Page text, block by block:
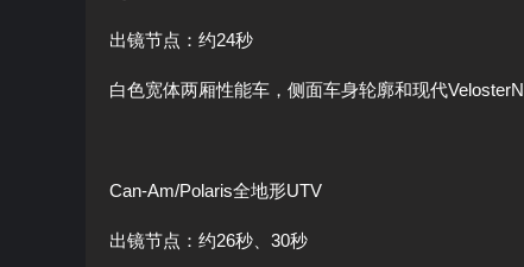
出镜节点：约24秒
白色宽体两厢性能车，侧面车身轮廓和现代VelosterN
Can-Am/Polaris全地形UTV
出镜节点：约26秒、30秒